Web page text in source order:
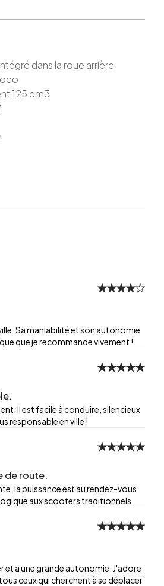
dans la roue arrière
125 cm3
Sa maniabilité et son autonomie
que je recommande vivement !
Il est facile à conduire, silencieux
responsable en ville !
de route.
la puissance est au rendez-vous
aux scooters traditionnels.
et a une grande autonomie. J'adore
ceux qui cherchent à se déplacer